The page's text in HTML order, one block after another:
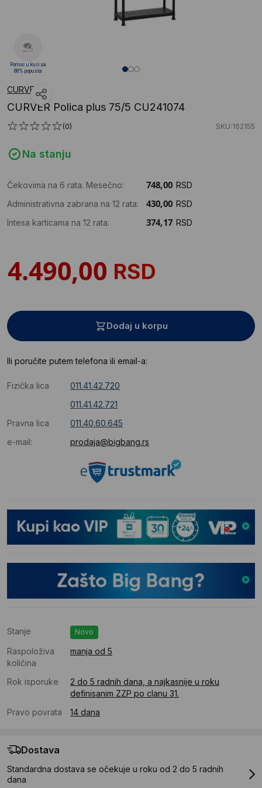
CURVER
CURVER Polica plus 75/5 CU241074
(0) SKU:162155
Na stanju
Čekovima na 6 rata. Mesečno:
RSD
Administrativna zabrana na 12 rata:
RSD
Intesa karticama na 12 rata:
RSD
RSD
Dodaj u korpu
Ili poručite putem telefona ili email-a:
Fizička lica
011.41.42.720
011.41.42.721
Pravna lica
011.40.60.645
e-mail:
prodaja@bigbang.rs
Stanje Novo
Raspoloživa
količina
manja od 5
Rok isporuke
2 do 5 radnih dana, a najkasnije u roku
definisanim ZZP po clanu 31.
Pravo povrata
14 dana
Dostava
Standardna dostava se očekuje u roku od 2 do 5 radnih
dana
Pomoć u kući sa
88% popusta